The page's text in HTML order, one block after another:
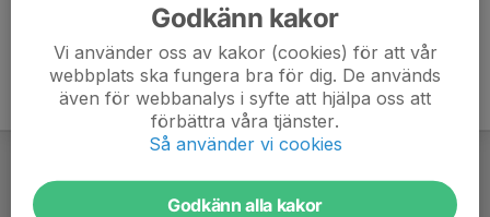
Godkänn kakor
Vi använder oss av kakor (cookies) för att vår
webbplats ska fungera bra för dig. De används
även för webbanalys i syfte att hjälpa oss att
förbättra våra tjänster.
Så använder vi cookies
Godkänn alla kakor